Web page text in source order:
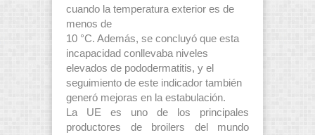
cuando la temperatura exterior es de
menos de
10 °C. Además, se concluyó que esta
incapacidad conllevaba niveles
elevados de pododermatitis, y el
seguimiento de este indicador también
generó mejoras en la estabulación.
La UE es uno de los principales
productores de broilers del mundo